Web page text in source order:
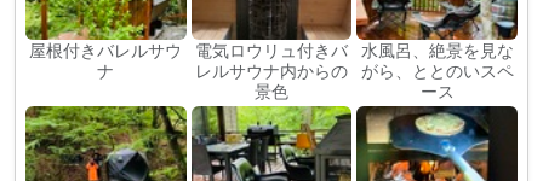
屋根付きバレルサウ
ナ
電気ロウリュ付きバ
レルサウナ内からの
景色
水風呂、絶景を見な
がら、ととのいスペ
ース